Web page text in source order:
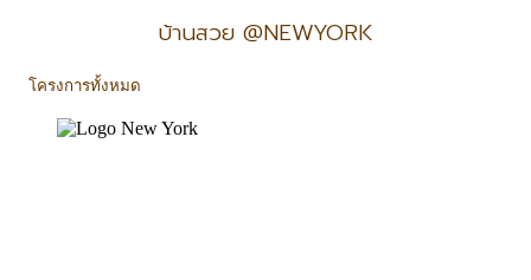
บ้านสวย @NEWYORK
โครงการทั้งหมด